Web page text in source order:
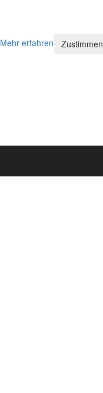
Mehr erfahren Zustimmen